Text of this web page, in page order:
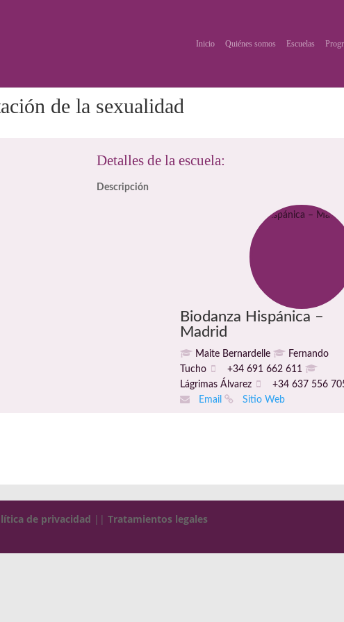
Inicio Quiénes somos Escuelas
de la sexualidad
Detalles de la escuela:
Descripción
Biodanza Hispánica –
Madrid
Maite Bernardelle
Fernando
Tucho
+34 691 662 611
Lágrimas Álvarez
+34 637 556
Email
Sitio Web
de privacidad ||Tratamientos legales